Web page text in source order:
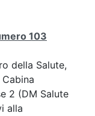
103
della Salute,
2 (DM Salute
alla